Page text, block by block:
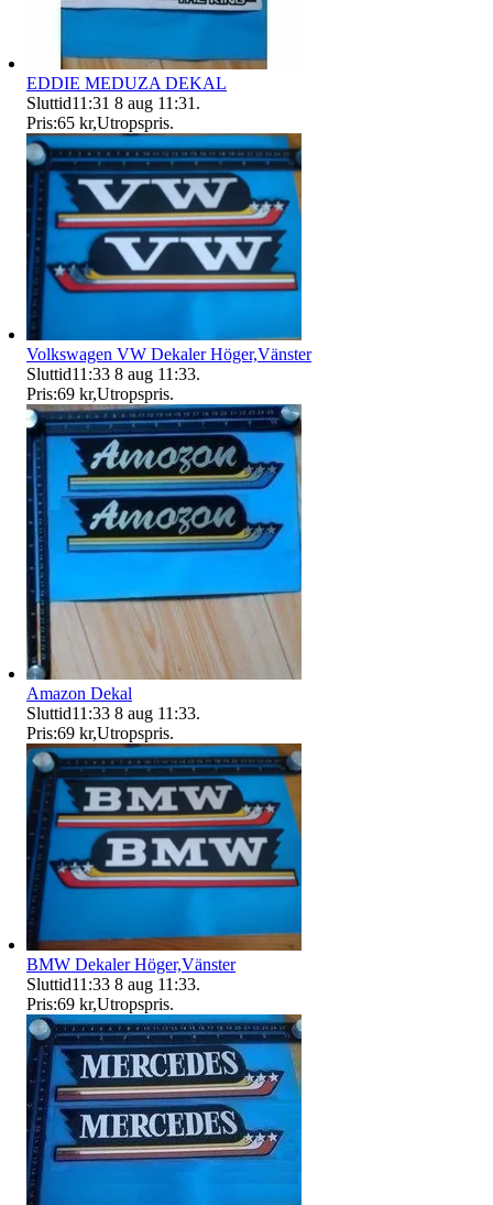
EDDIE MEDUZA DEKAL
Sluttid11:31 8 aug 11:31 .
Pris:65 kr,Utropspris.
Volkswagen VW Dekaler Höger,Vänster
Sluttid11:33 8 aug 11:33.
Pris:69 kr,Utropspris.
Amazon Dekal
Sluttid11:33 8 aug 11:33.
Pris:69 kr,Utropspris.
BMW Dekaler Höger,Vänster
Sluttid11:33 8 aug 11:33.
Pris:69 kr,Utropspris.